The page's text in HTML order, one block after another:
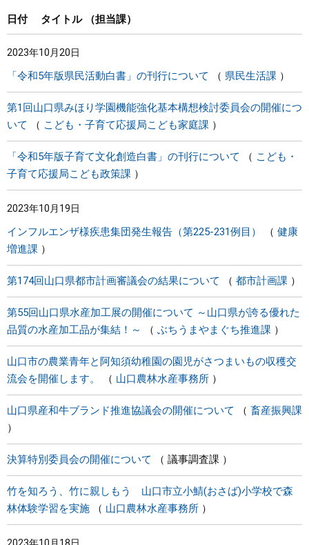
しごと・産業・観光
県政情報
日付 タイトル 担当課
2023年10月20日
「令和5年版県民活動白書」の刊行について 県民生活課
第1回山口県みほり学園機能強化基本構想検討委員会の開催につ
いて
こども・子育て応援局こども家庭課
「令和5年版子育て文化創造白書」の刊行について
こども・
子育て応援局こども政策課
2023年10月19日
インフルエンザ様疾患集団発生報告（第225-231例目）
健康
増進課
第174回山口県都市計画審議会の結果について 都市計画課
第55回山口県水産加工展の開催について ～山口県が誇る優れた
品質の水産加工品が集結！～
ぶちうまやまぐち推進課
山口市の農業青年と阿知須幼稚園の園児がさつまいもの収穫交
流会を開催します。
山口農林水産事務所
山口県産和牛ブランド推進協議会の開催について 畜産振興課
決算特別委員会の開催について 議事調査課
竹を知ろう、竹に親しもう 山口市立小鯖(おさば)小学校で森
林体験学習を実施
山口農林水産事務所